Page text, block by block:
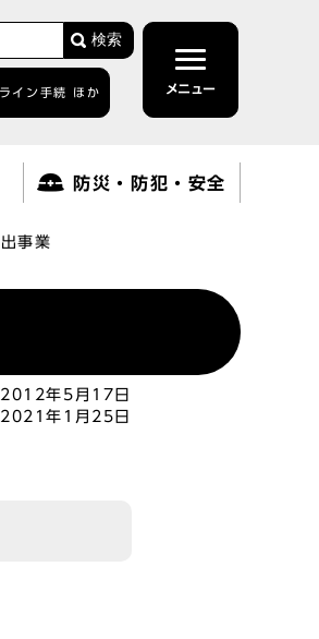
検索
イン手続 ほか メニュー
防災・防犯・安全
事業
2012年5月17日
2021年1月25日